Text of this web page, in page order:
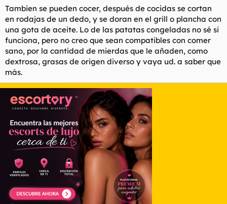
Y me imagino que para patatas sin aceite,si se meten al horno
las congeladas con poquito aceite y estiradas quedaran
hechas?alguien lo ha probado? se me acaba de ocurrir.
No se es que estoy en contra de ese tipo de maquinas, y de
como te lo venden, parece que no hay otra forma de comer
sano!
Tambien se pueden cocer, después de cocidas se cortan
en rodajas de un dedo, y se doran en el grill o plancha con
una gota de aceite. Lo de las patatas congeladas no sé si
funciona, pero no creo que sean compatibles con comer
sano, por la cantidad de mierdas que le añaden, como
dextrosa, grasas de origen diverso y vaya ud. a saber que
más.